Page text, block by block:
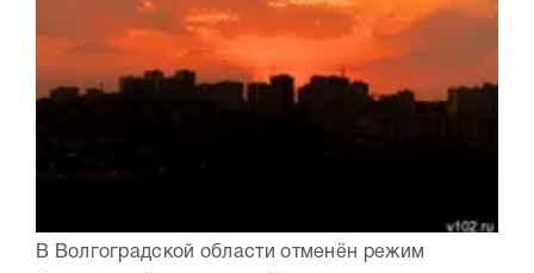
В Волгоградской области отменён режим